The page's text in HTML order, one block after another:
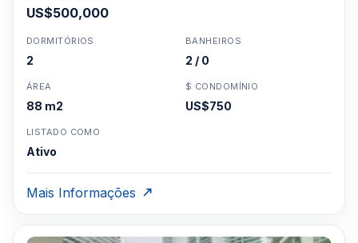
US$500,000
DORMITÓRIOS
2
BANHEIROS
2 / 0
ÁREA
88 m2
$ CONDOMÍNIO
US$750
LISTADO COMO
Ativo
Mais Informações